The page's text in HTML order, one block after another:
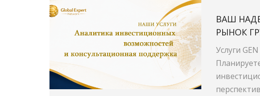
ВАШ
РЫНОК
Услуги